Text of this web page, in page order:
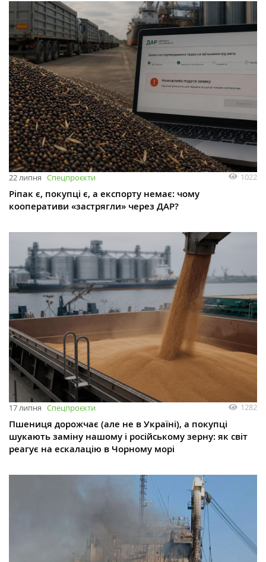
22 липня Спецпроєкти 1022
Ріпак є, покупці є, а експорту немає: чому
кооперативи «застрягли» через ДАР?
17 липня Спецпроєкти 1282
Пшениця дорожчає (але не в Україні), а покупці
шукають заміну нашому і російському зерну: як світ
реагує на ескалацію в Чорному морі